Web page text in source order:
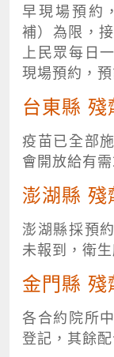
早現場預約
補）為限，
上民眾每日
現場預約，
台東縣 殘
疫苗已全部
會開放給有
澎湖縣 殘
澎湖縣採預
未報到，衛
金門縣 殘
各合約院所
登記，其餘